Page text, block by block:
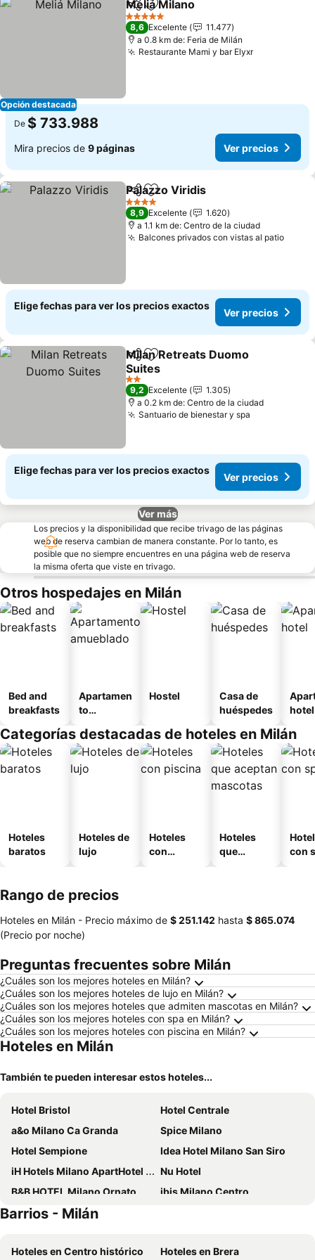
Opción destacada
CompartirAgregar a favoritos
Meliá Milano
5 Estrellas
8,6 Excelente
11.477
a 0.8 km de: Feria de Milán
Restaurante Mami y bar ElyxrVer precios
De $ 733.988
Mira precios de 9 páginas Ver precios
CompartirAgregar a favoritos
Palazzo Viridis
4 Estrellas
8,9 Excelente
1.620
a 1.1 km de: Centro de la ciudad
Balcones privados con vistas al patioVer
Elige fechas para ver los precios exactos
Ver precios
CompartirAgregar a favoritos
Milan Retreats Duomo
Suites
Ver precios
2 Estrellas
9,2 Excelente
1.305
a 0.2 km de: Centro de la ciudad
Santuario de bienestar y spa
Elige fechas para ver los precios exactos
Ver precios
Ver más
Los precios y la disponibilidad que recibe trivago de las páginas
web de reserva cambian de manera constante. Por lo tanto, es
posible que no siempre encuentres en una página web de reserva
la misma oferta que viste en trivago.
Otros hospedajes en Milán
Bed and
breakfasts
Apartamen
to
o
Hostel
Casa de
huéspedes
hotel
Categorías destacadas de hoteles en Milán
Hoteles
baratos
Hoteles de
lujo
Hoteles
con
Hoteles
que
con
Rango de precios
Hoteles en Milán - Precio máximo de ‎$ 251.142 hasta ‎$ 865.074
(Precio por noche)
Preguntas frecuentes sobre Milán
¿Cuáles son los mejores hoteles en Milán?
¿Cuáles son los mejores hoteles de lujo en Milán?
¿Cuáles son los mejores hoteles que admiten mascotas en Milán?
¿Cuáles son los mejores hoteles con spa en Milán?
¿Cuáles son los mejores hoteles con piscina en Milán?
Hoteles en Milán
También te pueden interesar estos hoteles...
Hotel Bristol
Hotel Centrale
a&o Milano Ca Granda
Spice Milano
Hotel Sempione
Idea Hotel Milano San Siro
iH Hotels Milano ApartHotel Argonne Park
Nu Hotel
B&B HOTEL Milano Ornato
ibis Milano Centro
Hotel Metropoli
IH Hotels Milano Centrale
J24 Hotel Milano
Barrios - Milán
Hoteles en Centro histórico
Hoteles en Brera